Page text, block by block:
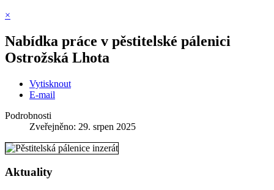
×
Nabídka práce v pěstitelské pálenici
Ostrožská Lhota
Vytisknout
E-mail
Podrobnosti
Zveřejněno: 29. srpen 2025
Aktuality